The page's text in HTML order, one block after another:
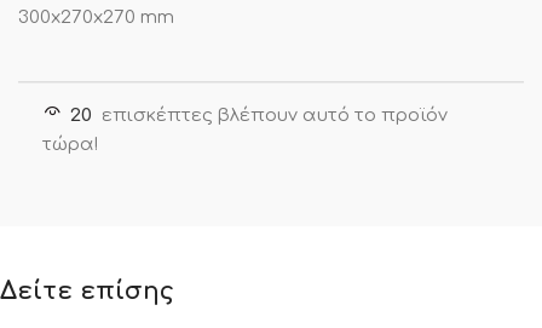
300x270x270 mm
20 επισκέπτες βλέπουν αυτό το προϊόν
τώρα!
Δείτε επίσης